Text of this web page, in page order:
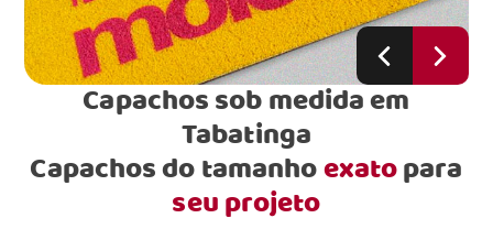
Capachos sob medida em
Tabatinga
Capachos do tamanhoexatopara
seu projeto